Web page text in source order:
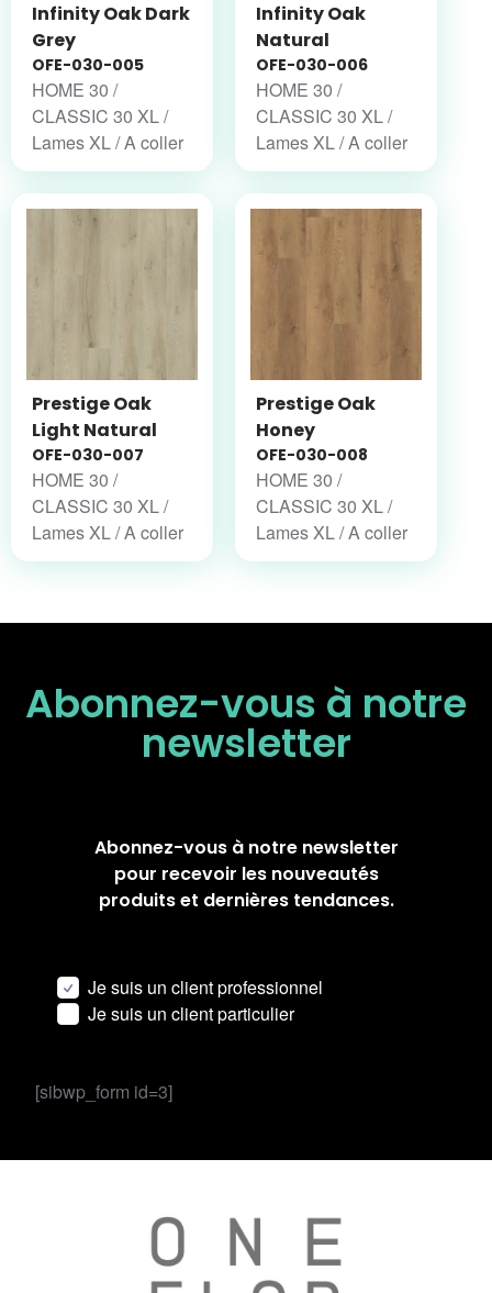
Infinity Oak Dark
Grey
OFE-030-005
HOME 30 /
CLASSIC 30 XL /
Lames XL / A coller
Infinity Oak
Natural
OFE-030-006
HOME 30 /
CLASSIC 30 XL /
Lames XL / A coller
Prestige Oak
Light Natural
OFE-030-007
HOME 30 /
CLASSIC 30 XL /
Lames XL / A coller
Prestige Oak
Honey
OFE-030-008
HOME 30 /
CLASSIC 30 XL /
Lames XL / A coller
Abonnez-vous à notre
newsletter
Abonnez-vous à notre newsletter
pour recevoir les nouveautés
produits et dernières tendances.
Je suis un client professionnel
Je suis un client particulier
[sibwp_form id=3]